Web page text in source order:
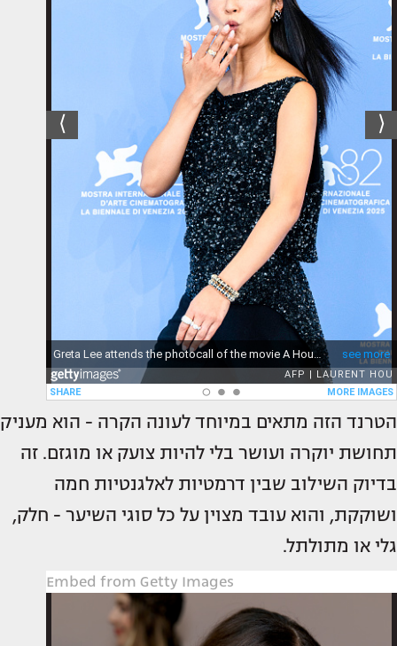
הטרנד הזה מתאים במיוחד לעונה הקרה - הוא מעניק
תחושת יוקרה ועושר בלי להיות צועק או מוגזם. זה
בדיוק השילוב שבין דרמטיות לאלגנטיות חמה
ושוקקת, והוא עובד מצוין על כל סוגי השיער - חלק,
גלי או מתולתל.
Embed from Getty Images